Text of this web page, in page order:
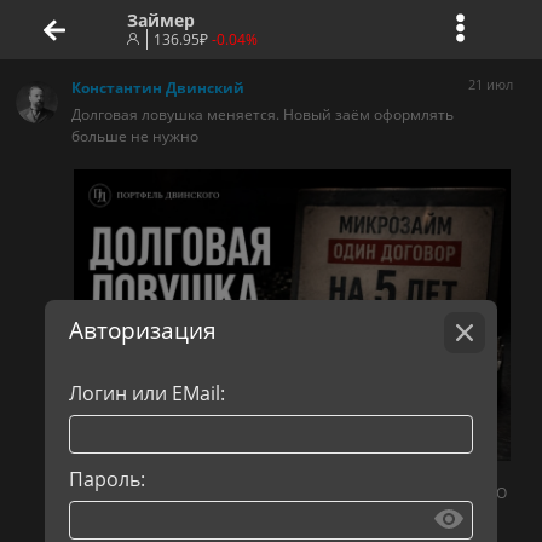
Займер
136.95₽ -0.04%
Константин Двинский
Долговая ловушка меняется. Новый заём оформлять
больше не нужно
Хотели сократить число дорогих микрозаймов. В ответ МФО
начали открывать один договор сразу на несколько лет.
21 июл
Авторизация
Логин или EMail:
Пароль: